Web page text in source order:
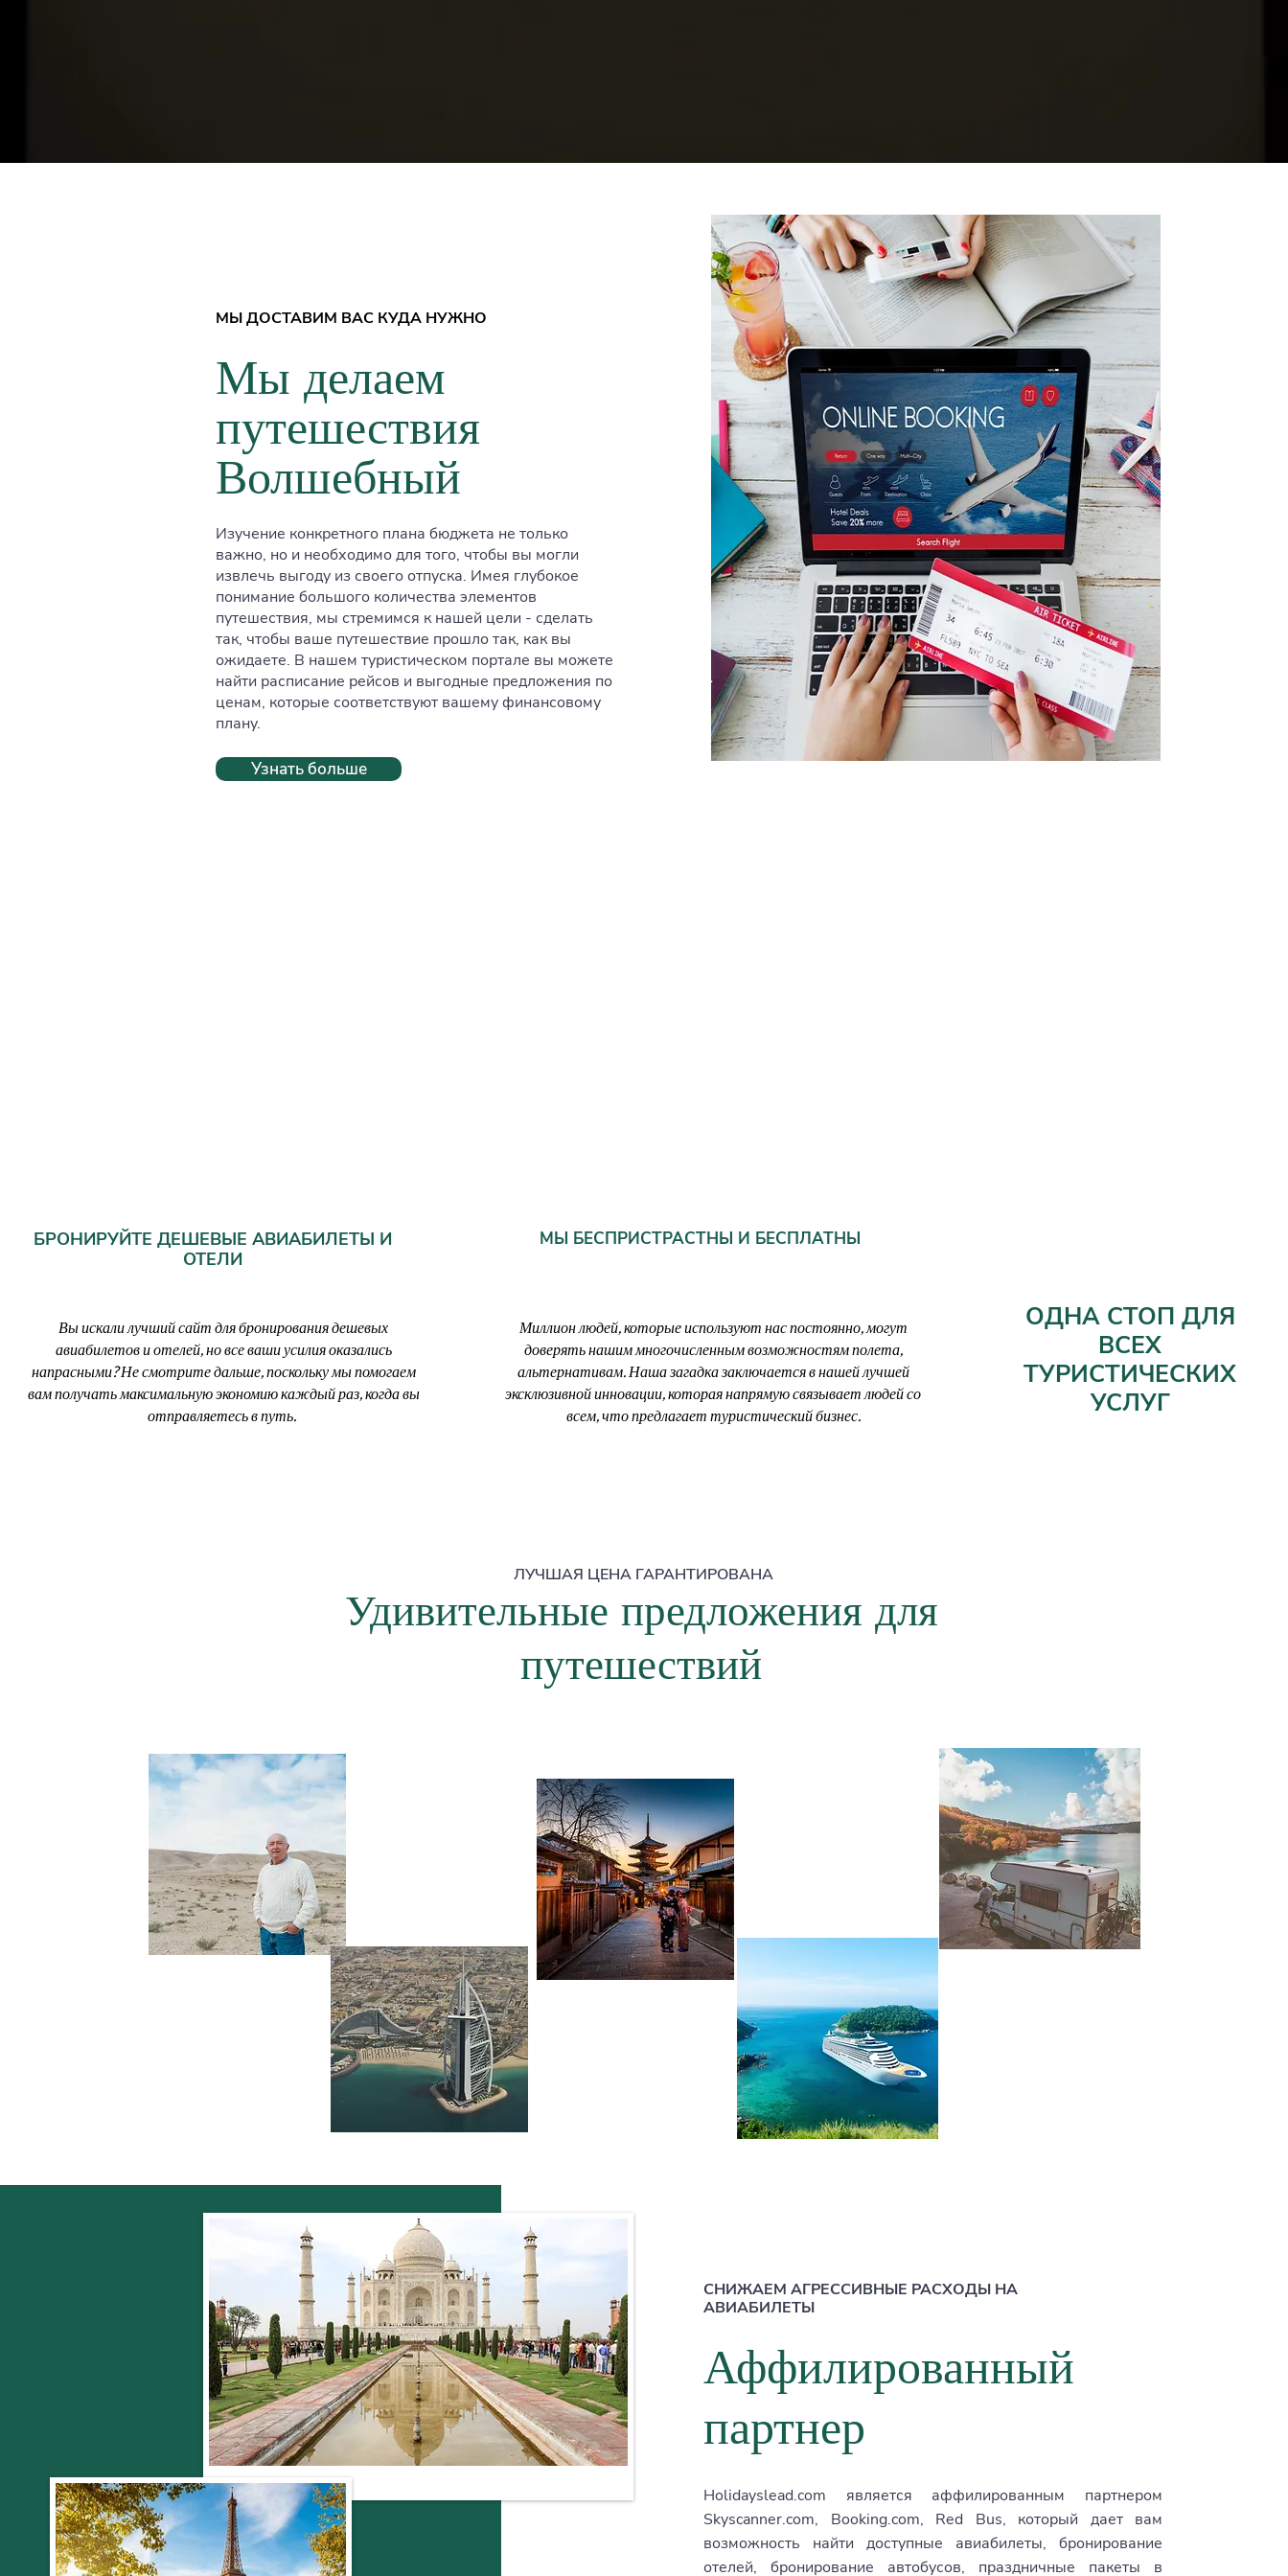
МЫ ДОСТАВИМ ВАС КУДА НУЖНО
Мы делаем
путешествия
Волшебный
Изучение конкретного плана бюджета не только
важно, но и необходимо для того, чтобы вы могли
извлечь выгоду из своего отпуска. Имея глубокое
понимание большого количества элементов
путешествия, мы стремимся к нашей цели - сделать
так, чтобы ваше путешествие прошло так, как вы
ожидаете. В нашем туристическом портале вы можете
найти расписание рейсов и выгодные предложения по
ценам, которые соответствуют вашему финансовому
плану.
Узнать больше
БРОНИРУЙТЕ ДЕШЕВЫЕ АВИАБИЛЕТЫ И
ОТЕЛИ
Вы искали лучший сайт для бронирования дешевых
авиабилетов и отелей, но все ваши усилия оказались
напрасными? Не смотрите дальше, поскольку мы помогаем
вам получать максимальную экономию каждый раз, когда вы
отправляетесь в путь.
МЫ БЕСПРИСТРАСТНЫ И БЕСПЛАТНЫ
Миллион людей, которые используют нас постоянно, могут
доверять нашим многочисленным возможностям полета,
альтернативам. Наша загадка заключается в нашей лучшей
эксклюзивной инновации, которая напрямую связывает людей со
всем, что предлагает туристический бизнес.
ОДНА СТОП ДЛЯ
ВСЕХ
ТУРИСТИЧЕСКИХ
УСЛУГ
ЛУЧШАЯ ЦЕНА ГАРАНТИРОВАНА
Удивительные предложения для
путешествий
СНИЖАЕМ АГРЕССИВНЫЕ РАСХОДЫ НА
АВИАБИЛЕТЫ
Аффилированный
партнер
Holidayslead.com является аффилированным партнером
Skyscanner.com, Booking.com, Red Bus, который дает вам
возможность найти доступные авиабилеты, бронирование
отелей, бронирование автобусов, праздничные пакеты в